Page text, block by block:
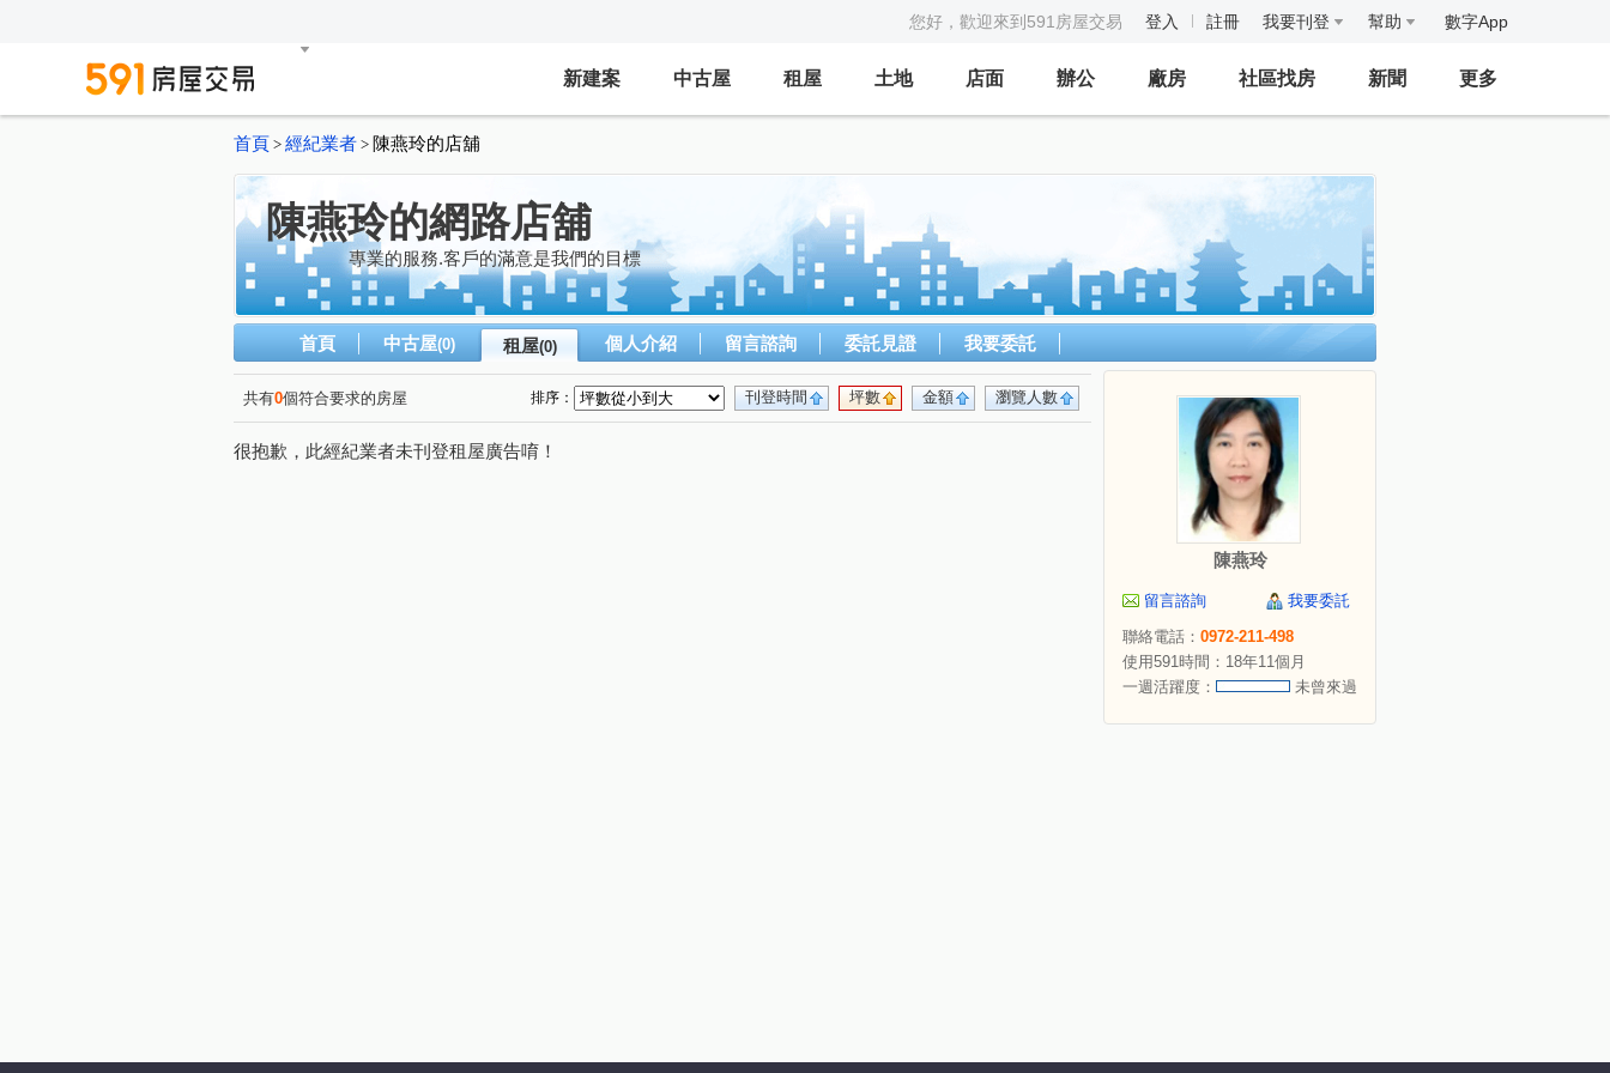
您好，歡迎來到591房屋交易 登入 註冊 我要刊登 幫助 數字App
新建案 中古屋 租屋 土地 店面 辦公 廠房 社區找房 新聞 更多
首頁 > 經紀業者 > 陳燕玲的店舖
陳燕玲的網路店舖
專業的服務.客戶的滿意是我們的目標
首頁 中古屋(0) 租屋(0) 個人介紹 留言諮詢 委託見證 我要委託
共有0個符合要求的房屋 瀏覽人數
金額
坪數
刊登時間
排序：
很抱歉，此經紀業者未刊登租屋廣告唷！
陳燕玲
留言諮詢
我要委託
聯絡電話： 0972-211-498
使用591時間：18年11個月
一週活躍度：
未曾來過